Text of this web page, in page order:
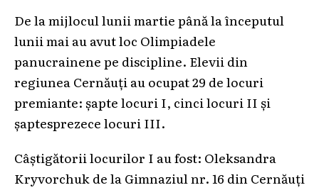
De la mijlocul lunii martie până la începutul
lunii mai au avut loc Olimpiadele
panucrainene pe discipline. Elevii din
regiunea Cernăuți au ocupat 29 de locuri
premiante: șapte locuri I, cinci locuri II și
șaptesprezece locuri III.
Câștigătorii locurilor I au fost: Oleksandra
Kryvorchuk de la Gimnaziul nr. 16 din Cernăuți